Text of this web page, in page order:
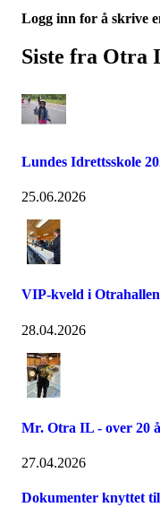
Logg inn for å skrive
Siste fra Otra
Lundes Idrettsskole
25.06.2026
VIP-kveld i
28.04.2026
Mr. Otra IL - over 20
27.04.2026
Dokumenter knyttet